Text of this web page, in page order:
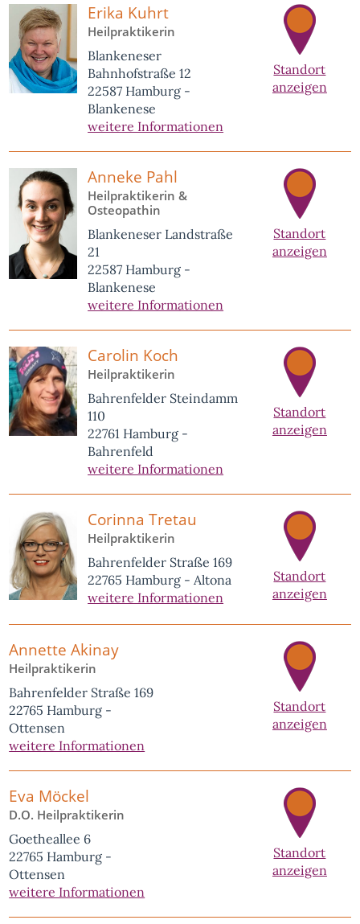
Erika Kuhrt
Heilpraktikerin
Blankeneser
Bahnhofstraße 12
22587 Hamburg -
Blankenese
weitere Informationen
Standort
anzeigen
Anneke Pahl
Heilpraktikerin &
Osteopathin
Blankeneser Landstraße
21
22587 Hamburg -
Blankenese
weitere Informationen
Standort
anzeigen
Carolin Koch
Heilpraktikerin
Bahrenfelder Steindamm
110
22761 Hamburg -
Bahrenfeld
weitere Informationen
Standort
anzeigen
Corinna Tretau
Heilpraktikerin
Bahrenfelder Straße 169
22765 Hamburg - Altona
weitere Informationen
Standort
anzeigen
Annette Akinay
Heilpraktikerin
Bahrenfelder Straße 169
22765 Hamburg -
Ottensen
weitere Informationen
Standort
anzeigen
Eva Möckel
D.O. Heilpraktikerin
Goetheallee 6
22765 Hamburg -
Ottensen
weitere Informationen
Standort
anzeigen